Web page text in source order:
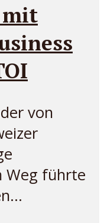
mit
von
Weg führte